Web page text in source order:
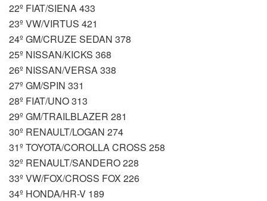
22º FIAT/SIENA 433
23º VW/VIRTUS 421
24º GM/CRUZE SEDAN 378
25º NISSAN/KICKS 368
26º NISSAN/VERSA 338
27º GM/SPIN 331
28º FIAT/UNO 313
29º GM/TRAILBLAZER 281
30º RENAULT/LOGAN 274
31º TOYOTA/COROLLA CROSS 258
32º RENAULT/SANDERO 228
33º VW/FOX/CROSS FOX 226
34º HONDA/HR-V 189